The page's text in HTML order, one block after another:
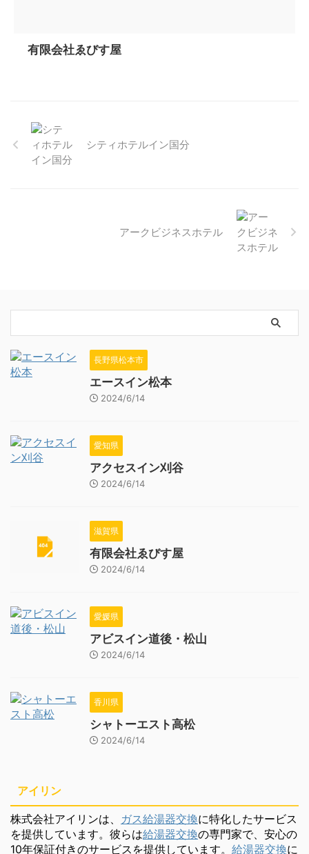
有限会社ゑびす屋
シティホテルイン国分
アークビジネスホテル
長野県松本市
エースイン松本
2024/6/14
愛知県
アクセスイン刈谷
2024/6/14
滋賀県
有限会社ゑびす屋
2024/6/14
愛媛県
アビスイン道後・松山
2024/6/14
香川県
シャトーエスト高松
2024/6/14
アイリン
株式会社アイリンは、 ガス給湯器交換に特化したサービス
を提供しています。彼らは給湯器交換の専門家で、安心の
10年保証付きのサービスを提供しています。 給湯器交換に